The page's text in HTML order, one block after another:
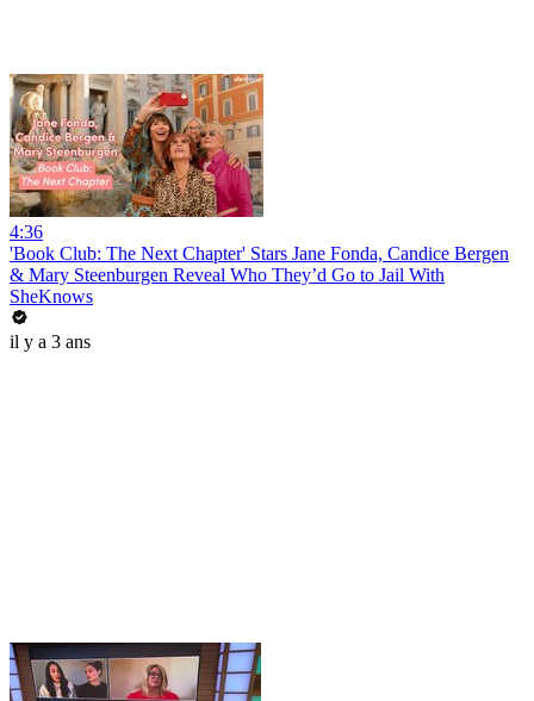
4:36
'Book Club: The Next Chapter' Stars Jane Fonda, Candice Bergen
& Mary Steenburgen Reveal Who They’d Go to Jail With
SheKnows
il y a 3 ans